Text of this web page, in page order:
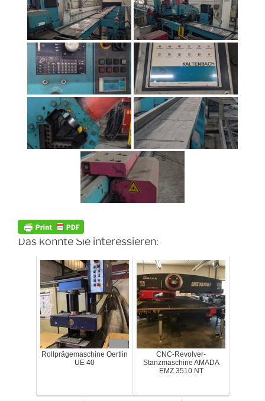
Das könnte Sie interessieren:
Rollprägemaschine Oertlin
UE 40
CNC-Revolver-
Stanzmaschine AMADA
EMZ 3510 NT